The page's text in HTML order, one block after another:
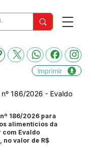
Imprimir
186/2026 - Evaldo
186/2026 para
alimentícios da
Evaldo
no valor de R$